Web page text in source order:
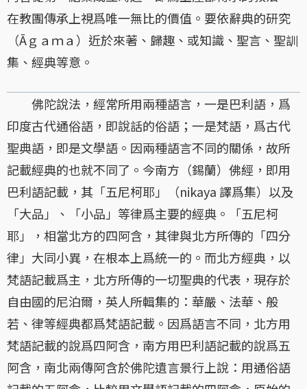
在教團傳承上視爲唯一無比的價值。要依辭典的研究
（Āｇａｍａ）近於來著、歸趣、或知識、聖言、聖訓
集、經典等意。
佛陀說法，經常所用兩種語言，一是巴利語，爲
印度古代通俗語，即說話的俗語；一是梵語，爲古代
聖典語，即是文學語。因兩種語言不同的關係，故所
記載經典的也就不同了。今南方（錫蘭）佛經，即用
巴利語記載，其「五尼柯耶」（nikaya 譯爲集）以及
「大品」、「小品」等律爲主要的經典。「五尼柯
耶」，相當北方的四阿含，其律與北方所傳的「四分
律」大同小異，在根本上爲統一的。而北方經典，以
梵語記載爲主，北方所傳的一切聖典的代表，現存於
自由國的尼泊爾，英人所輯集的：華嚴、法華、般
若、律等經典都爲梵語記載。因爲語言不同，北方用
梵語記載的說爲四阿含，南方用巴利語記載的說爲五
阿含，南北兩傳阿含於佛陀遺言景行上說：用通俗語